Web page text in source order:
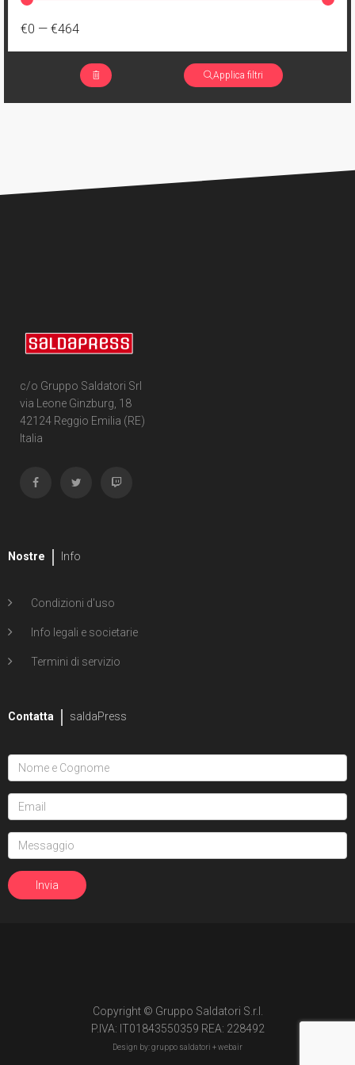
€0 — €464
Applica filtri
c/o Gruppo Saldatori Srl
via Leone Ginzburg, 18
42124 Reggio Emilia (RE)
Italia
Nostre Info
Condizioni d'uso
Info legali e societarie
Termini di servizio
Contatta saldaPress
Copyright © Gruppo Saldatori S.r.l.
P.IVA: IT01843550359 REA: 228492
Design by: gruppo saldatori +webair